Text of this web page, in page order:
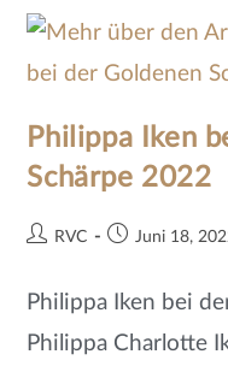
Philippa Iken
Schärpe 2022
RVC Juni 18,
Philippa Iken bei
Philippa Charlotte